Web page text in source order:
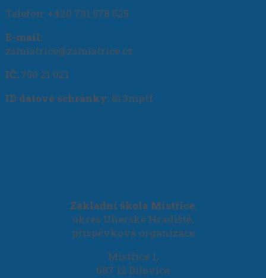
Telefon: +420 731 578 525
E-mail:
zsmistrice@zsmistrice.cz
IČ: 750 21 021
ID datové schránky: 8r3mptf
Základní škola Mistřice,
okres Uherské Hradiště,
příspěvková organizace
Mistřice 1,
687 12 Bílovice